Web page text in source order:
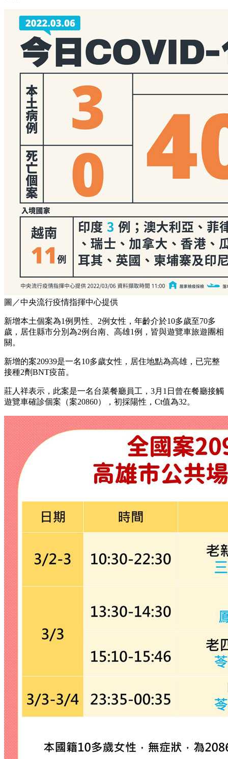
圖／中央流行疫情指揮中心提供
新增本土個案為1例男性、2例女性，年齡介於10多歲至70多
歲，居住縣市分別為2例台南、高雄1例，皆與遊覽車旅遊團相
關。
新增的案20939是一名10多歲女性，居住地點為高雄，已完整
接種2劑BNT疫苗。
莊人祥表示，此案是一名台菜餐廳員工，3月1日曾在餐廳接觸
遊覽車確診個案（案20860），初採陽性，Ct值為32。